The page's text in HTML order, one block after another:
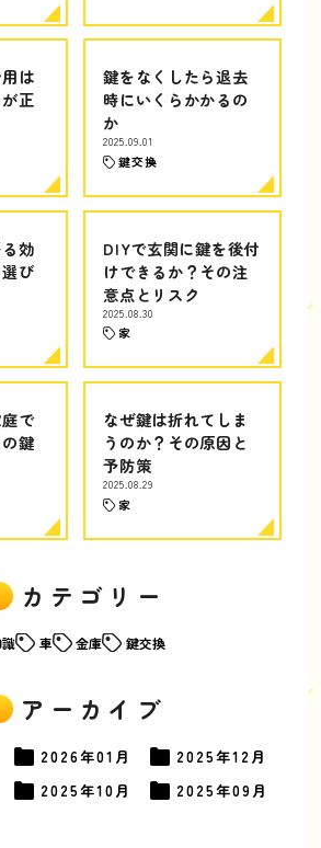
は
正
鍵をなくしたら退去
時にいくらかかるの
か
2025.09.01
鍵交換
効
び
DIYで玄関に鍵を後付
けできるか？その注
意点とリスク
2025.08.30
家
で
鍵
なぜ鍵は折れてしま
うのか？その原因と
予防策
2025.08.29
家
カテゴリー
車 金庫 鍵交換
アーカイブ
2026年01月 2025年12月
2025年10月 2025年09月